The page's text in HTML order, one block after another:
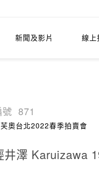
新聞及影片 線上
871
奧台北2022春季拍賣會
井澤 Karuizawa